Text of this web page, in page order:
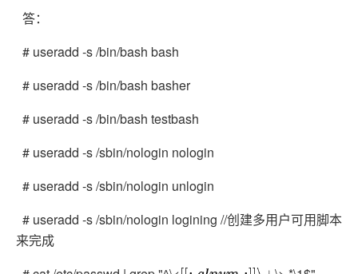
答：
# useradd -s /bin/bash bash
# useradd -s /bin/bash basher
# useradd -s /bin/bash testbash
# useradd -s /sbin/nologin nologin
# useradd -s /sbin/nologin unlogin
# useradd -s /sbin/nologin logining //创建多用户可用脚本
来完成